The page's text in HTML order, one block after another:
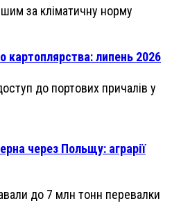
картоплярства: липень 2026
через Польщу: аграрії